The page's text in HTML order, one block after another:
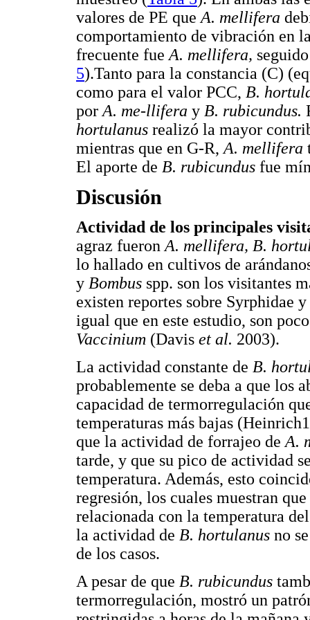
valores de PE queA. mellifera
comportamiento de vibración en
frecuente fueA. mellifera,
5).Tanto para la constancia (C)
como para el valor PCC, B.
porA. me-llifera y B. rubicundus.
hortulanus realizó la mayor
mientras que en G-R,A. mellifera
El aporte de B. rubicundus fue
Discusión
Actividad de los principales
agraz fueronA. mellifera, B.
lo hallado en cultivos de
y Bombus spp. son los visitantes
existen reportes sobre Syrphidae
igual que en este estudio, son
Vaccinium (Davis et al. 2003).
La actividad constante de B.
probablemente se deba a que los
capacidad de termorregulación
temperaturas más bajas
que la actividad de forrajeo de A.
tarde, y que su pico de actividad
temperatura. Además, esto
regresión, los cuales muestran
relacionada con la temperatura
la actividad de B. hortulanus no
de los casos.
A pesar de que B. rubicundus
termorregulación, mostró un